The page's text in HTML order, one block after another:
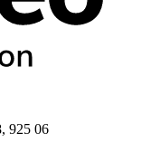
925 06